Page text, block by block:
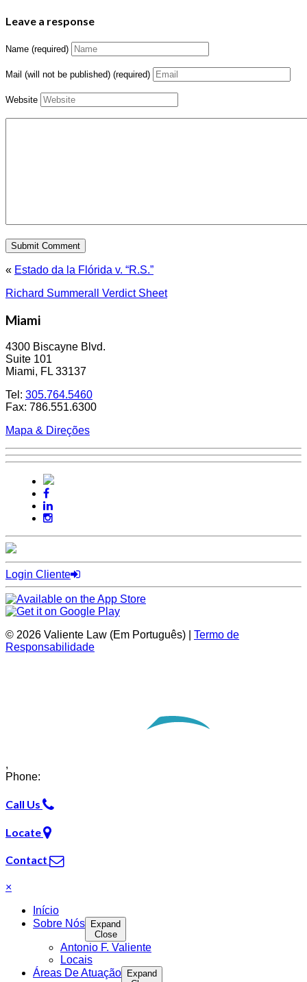
Leave a response
Name (required)
Mail (will not be published) (required)
Website
« Estado da la Flórida v. “R.S.”
Richard Summerall Verdict Sheet
Miami
4300 Biscayne Blvd.
Suite 101
Miami, FL 33137
Tel: 305.764.5460
Fax: 786.551.6300
Mapa & Direções
Login Cliente
© 2026 Valiente Law (Em Português) | Termo de
Responsabilidade
,
Phone:
Call Us
Locate
Contact
×
Início
Sobre Nós
Expand
Close
Antonio F. Valiente
Locais
Áreas De Atuação
Expand